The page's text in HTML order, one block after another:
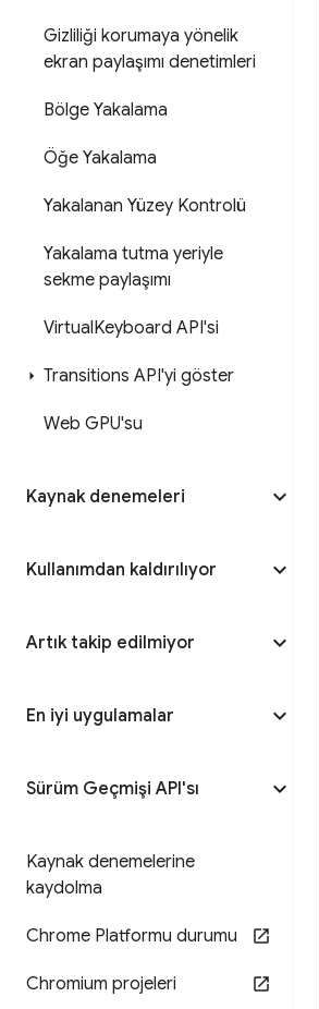
Gizliliği korumaya yönelik
ekran paylaşımı denetimleri
Bölge Yakalama
Öğe Yakalama
Yakalanan Yüzey Kontrolü
Yakalama tutma yeriyle
sekme paylaşımı
VirtualKeyboard API'si
Transitions API'yi göster
Web GPU'su
Kaynak denemeleri
Kullanımdan kaldırılıyor
Artık takip edilmiyor
En iyi uygulamalar
Sürüm Geçmişi API'sı
Kaynak denemelerine
kaydolma
Chrome Platformu durumu
Chromium projeleri